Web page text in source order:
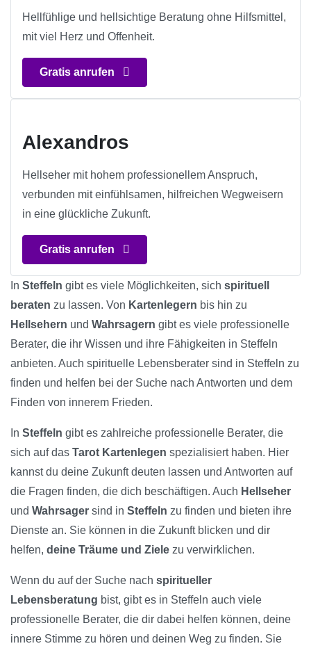
Hellfühlige und hellsichtige Beratung ohne Hilfsmittel,
mit viel Herz und Offenheit.
Gratis anrufen
Alexandros
Hellseher mit hohem professionellem Anspruch,
verbunden mit einfühlsamen, hilfreichen Wegweisern
in eine glückliche Zukunft.
Gratis anrufen
In Steffeln gibt es viele Möglichkeiten, sich spirituell
beraten zu lassen. Von Kartenlegern bis hin zu
Hellsehern und Wahrsagern gibt es viele professionelle
Berater, die ihr Wissen und ihre Fähigkeiten in Steffeln
anbieten. Auch spirituelle Lebensberater sind in Steffeln zu
finden und helfen bei der Suche nach Antworten und dem
Finden von innerem Frieden.
In Steffeln gibt es zahlreiche professionelle Berater, die
sich auf das Tarot Kartenlegen spezialisiert haben. Hier
kannst du deine Zukunft deuten lassen und Antworten auf
die Fragen finden, die dich beschäftigen. Auch Hellseher
und Wahrsager sind in Steffeln zu finden und bieten ihre
Dienste an. Sie können in die Zukunft blicken und dir
helfen, deine Träume und Ziele zu verwirklichen.
Wenn du auf der Suche nach spiritueller
Lebensberatung bist, gibt es in Steffeln auch viele
professionelle Berater, die dir dabei helfen können, deine
innere Stimme zu hören und deinen Weg zu finden. Sie